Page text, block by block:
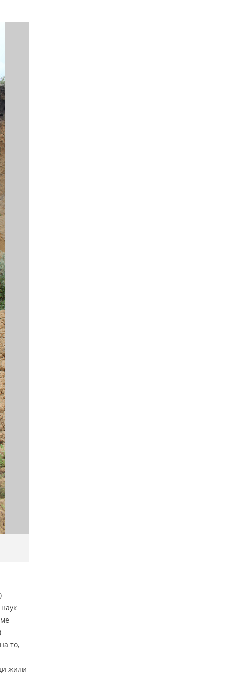
то,
жили